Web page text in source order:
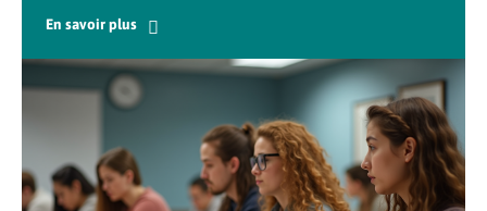
En savoir plus